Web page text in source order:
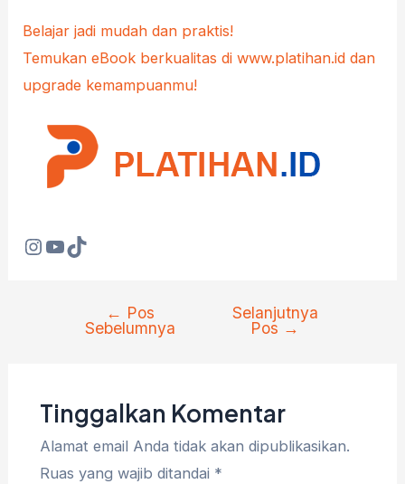
Belajar jadi mudah dan praktis!
Temukan eBook berkualitas di www.platihan.id dan
upgrade kemampuanmu!
Instagram
YouTube
TikTok
Navigasi← Pos
Sebelumnya
Selanjutnya
Pos →
Tinggalkan Komentar
Alamat email Anda tidak akan dipublikasikan.
Ruas yang wajib ditandai *